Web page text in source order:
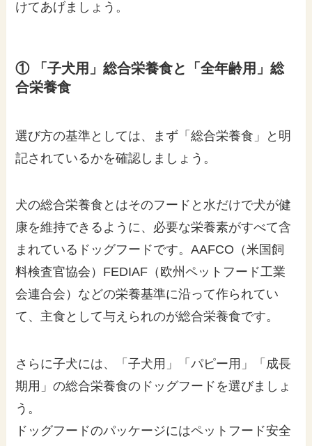
けてあげましょう。
① 「子犬用」総合栄養食と「全年齢用」総
合栄養食
選び方の基準としては、まず「総合栄養食」と明
記されているかを確認しましょう。
犬の総合栄養食とはそのフードと水だけで犬が健
康を維持できるように、必要な栄養素がすべて含
まれているドッグフードです。AAFCO（米国飼
料検査官協会）FEDIAF（欧州ペットフード工業
会連合会）などの栄養基準に沿って作られてい
て、主食として与えられのが総合栄養食です。
さらに子犬には、「子犬用」「パピー用」「成長
期用」の総合栄養食のドッグフードを選びましょ
う。
ドッグフードのパッケージにはペットフード安全